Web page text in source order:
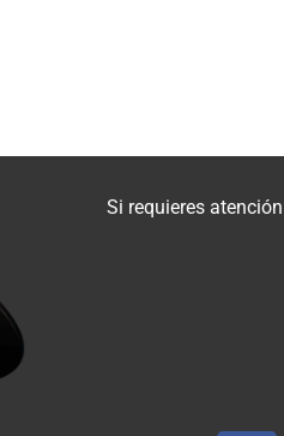
Si requieres